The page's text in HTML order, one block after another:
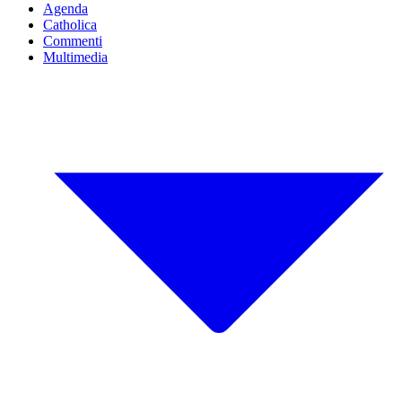
Agenda
Catholica
Commenti
Multimedia